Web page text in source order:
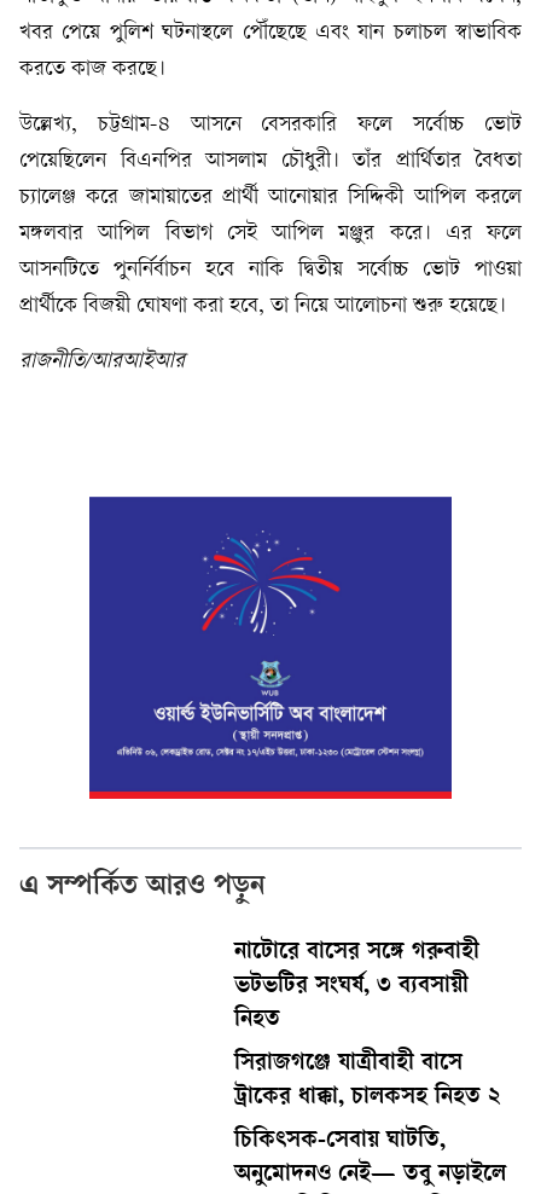
খবর পেয়ে পুলিশ ঘটনাস্থলে পৌঁছেছে এবং যান চলাচল স্বাভাবিক
করতে কাজ করছে।
উল্লেখ্য, চট্টগ্রাম-৪ আসনে বেসরকারি ফলে সর্বোচ্চ ভোট
পেয়েছিলেন বিএনপির আসলাম চৌধুরী। তাঁর প্রার্থিতার বৈধতা
চ্যালেঞ্জ করে জামায়াতের প্রার্থী আনোয়ার সিদ্দিকী আপিল করলে
মঙ্গলবার আপিল বিভাগ সেই আপিল মঞ্জুর করে। এর ফলে
আসনটিতে পুনর্নির্বাচন হবে নাকি দ্বিতীয় সর্বোচ্চ ভোট পাওয়া
প্রার্থীকে বিজয়ী ঘোষণা করা হবে, তা নিয়ে আলোচনা শুরু হয়েছে।
রাজনীতি/আরআইআর
এ সম্পর্কিত আরও পড়ুন
নাটোরে বাসের সঙ্গে গরুবাহী
ভটভটির সংঘর্ষ, ৩ ব্যবসায়ী
নিহত
সিরাজগঞ্জে যাত্রীবাহী বাসে
ট্রাকের ধাক্কা, চালকসহ নিহত ২
চিকিৎসক-সেবায় ঘাটতি,
অনুমোদনও নেই— তবু নড়াইলে